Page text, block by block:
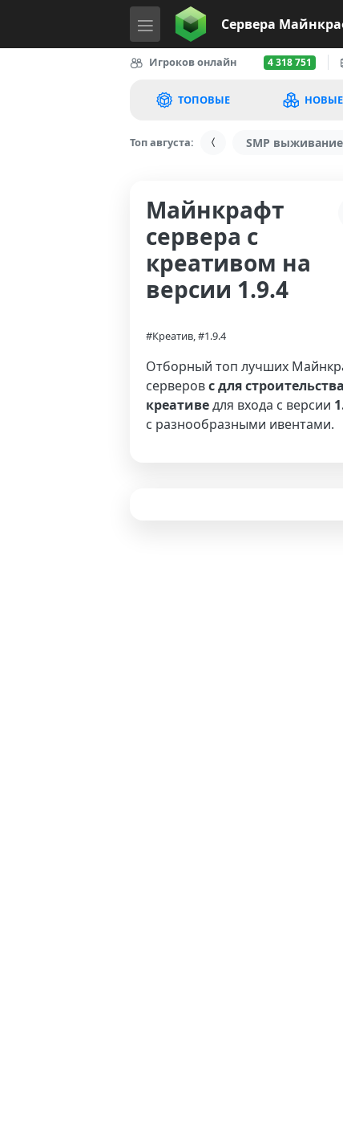
Сервера
Игроков онлайн 4 318 751
ТОПОВЫЕ НОВЫЕ
Топ августа: SMP выживание
Майнкрафт
сервера с
креативом на
версии 1.9.4
#Креатив, #1.9.4
Отборный топ лучших
серверовс для
креативедля входа с версии
с разнообразными ивентами.